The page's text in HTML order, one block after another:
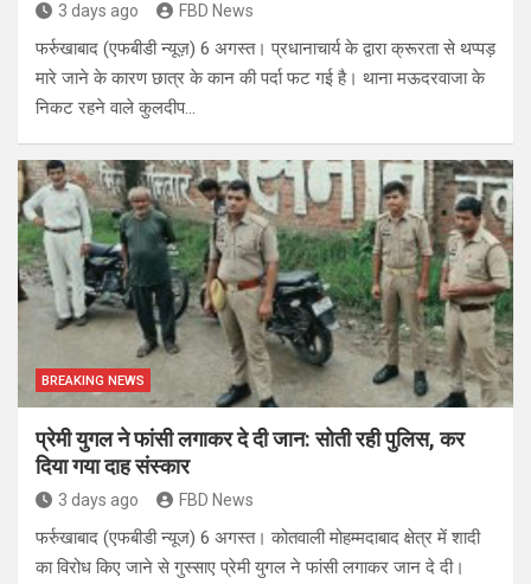
3 days ago FBD News
फर्रुखाबाद (एफबीडी न्यूज़) 6 अगस्त। प्रधानाचार्य के द्वारा क्रूरता से थप्पड़
मारे जाने के कारण छात्र के कान की पर्दा फट गई है। थाना मऊदरवाजा के
निकट रहने वाले कुलदीप…
BREAKING NEWS
प्रेमी युगल ने फांसी लगाकर दे दी जान: सोती रही पुलिस, कर
दिया गया दाह संस्कार
3 days ago FBD News
फर्रुखाबाद (एफबीडी न्यूज) 6 अगस्त। कोतवाली मोहम्मदाबाद क्षेत्र में शादी
का विरोध किए जाने से गुस्साए प्रेमी युगल ने फांसी लगाकर जान दे दी।